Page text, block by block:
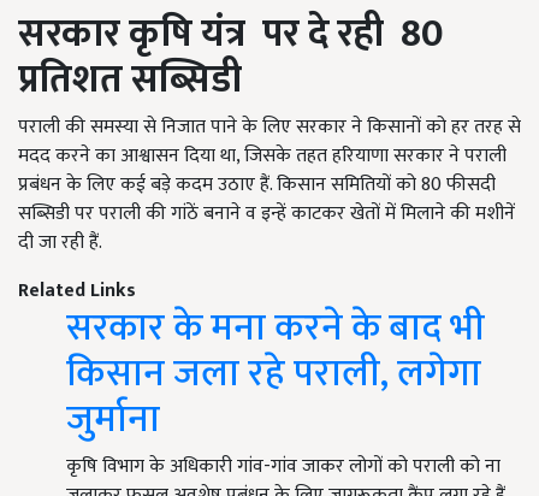
सरकार कृषि यंत्र परदे रही 80
प्रतिशत सब्सिडी
पराली की समस्या से निजात पाने के लिए सरकार ने किसानों को हर तरह से
मदद करने का आश्वासन दिया था, जिसके तहत हरियाणा सरकार ने पराली
प्रबंधन के लिए कई बड़े कदम उठाए हैं. किसान समितियों को 80 फीसदी
सब्सिडी पर पराली की गांठें बनाने व इन्हें काटकर खेतों में मिलाने की मशीनें
दी जा रही हैं.
Related Links
सरकार के मना करने के बाद भी
किसान जला रहे पराली, लगेगा
जुर्माना
कृषि विभाग के अधिकारी गांव-गांव जाकर लोगों को पराली को ना